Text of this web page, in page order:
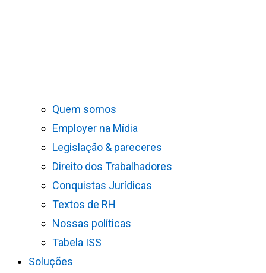
Quem somos
Employer na Mídia
Legislação & pareceres
Direito dos Trabalhadores
Conquistas Jurídicas
Textos de RH
Nossas políticas
Tabela ISS
Soluções